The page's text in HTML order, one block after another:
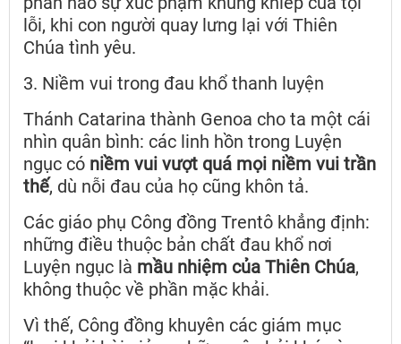
lỗi, khi con người quay lưng lại với Thiên
Chúa tình yêu.
3. Niềm vui trong đau khổ thanh luyện
Thánh Catarina thành Genoa cho ta một cái
nhìn quân bình: các linh hồn trong Luyện
ngục có niềm vui vượt quá mọi niềm vui trần
thế, dù nỗi đau của họ cũng khôn tả.
Các giáo phụ Công đồng Trentô khẳng định:
những điều thuộc bản chất đau khổ nơi
Luyện ngục là mầu nhiệm của Thiên Chúa,
không thuộc về phần mặc khải.
Vì thế, Công đồng khuyên các giám mục